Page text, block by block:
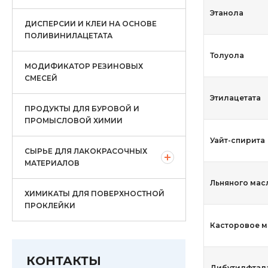
ДИСПЕРСИИ И КЛЕИ НА ОСНОВЕ
ПОЛИВИНИЛАЦЕТАТА
МОДИФИКАТОР РЕЗИНОВЫХ
СМЕСЕЙ
ПРОДУКТЫ ДЛЯ БУРОВОЙ И
ПРОМЫСЛОВОЙ ХИМИИ
СЫРЬЕ ДЛЯ ЛАКОКРАСОЧНЫХ
МАТЕРИАЛОВ
ХИМИКАТЫ ДЛЯ ПОВЕРХНОСТНОЙ
ПРОКЛЕЙКИ
КОНТАКТЫ
Этанола
Толуола
Этилацетата
Уайт-спирита
Льняного
Касторовое